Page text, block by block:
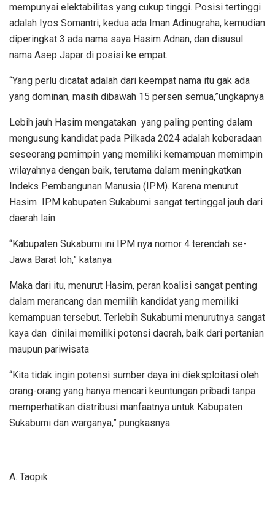
mempunyai elektabilitas yang cukup tinggi. Posisi tertinggi
adalah Iyos Somantri, kedua ada Iman Adinugraha, kemudian
diperingkat 3 ada nama saya Hasim Adnan, dan disusul
nama Asep Japar di posisi ke empat.
“Yang perlu dicatat adalah dari keempat nama itu gak ada
yang dominan, masih dibawah 15 persen semua,”ungkapnya
Lebih jauh Hasim mengatakan yang paling penting dalam
mengusung kandidat pada Pilkada 2024 adalah keberadaan
seseorang pemimpin yang memiliki kemampuan memimpin
wilayahnya dengan baik, terutama dalam meningkatkan
Indeks Pembangunan Manusia (IPM). Karena menurut
Hasim IPM kabupaten Sukabumi sangat tertinggal jauh dari
daerah lain.
“Kabupaten Sukabumi ini IPM nya nomor 4 terendah se-
Jawa Barat loh,” katanya
Maka dari itu, menurut Hasim, peran koalisi sangat penting
dalam merancang dan memilih kandidat yang memiliki
kemampuan tersebut. Terlebih Sukabumi menurutnya sangat
kaya dan dinilai memiliki potensi daerah, baik dari pertanian
maupun pariwisata
“Kita tidak ingin potensi sumber daya ini dieksploitasi oleh
orang-orang yang hanya mencari keuntungan pribadi tanpa
memperhatikan distribusi manfaatnya untuk Kabupaten
Sukabumi dan warganya,” pungkasnya.
A. Taopik